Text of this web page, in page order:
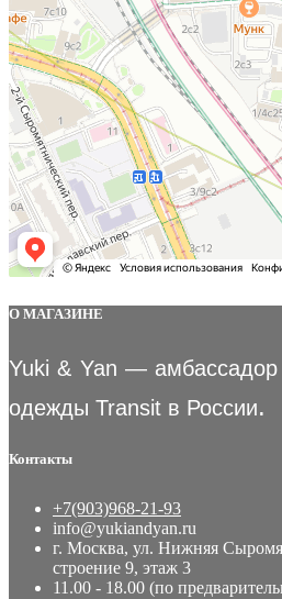
О МАГАЗИНЕ
Yuki & Yan — амбассадор
одежды Transit в России.
Контакты
+7(903)968-21-93
info@yukiandyan.ru
г. Москва, ул. Нижняя
строение 9, этаж 3
11.00 - 18.00 (по